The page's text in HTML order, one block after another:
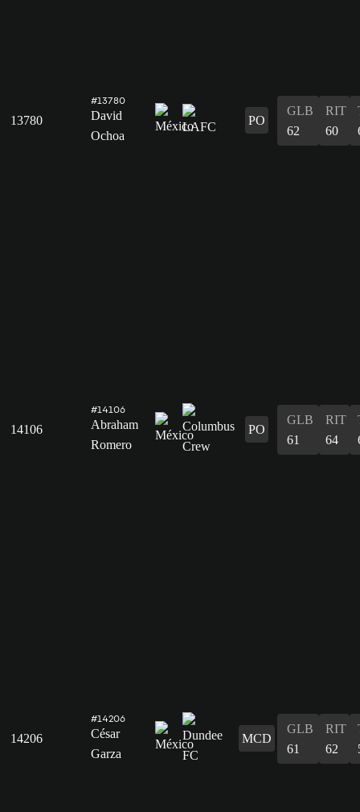
13780
#13780
David
Ochoa
PO
GLB
62
RIT
60
14106
#14106
Abraham
Romero
PO
GLB
61
RIT
64
14206
#14206
César
Garza
MCD
GLB
61
RIT
62